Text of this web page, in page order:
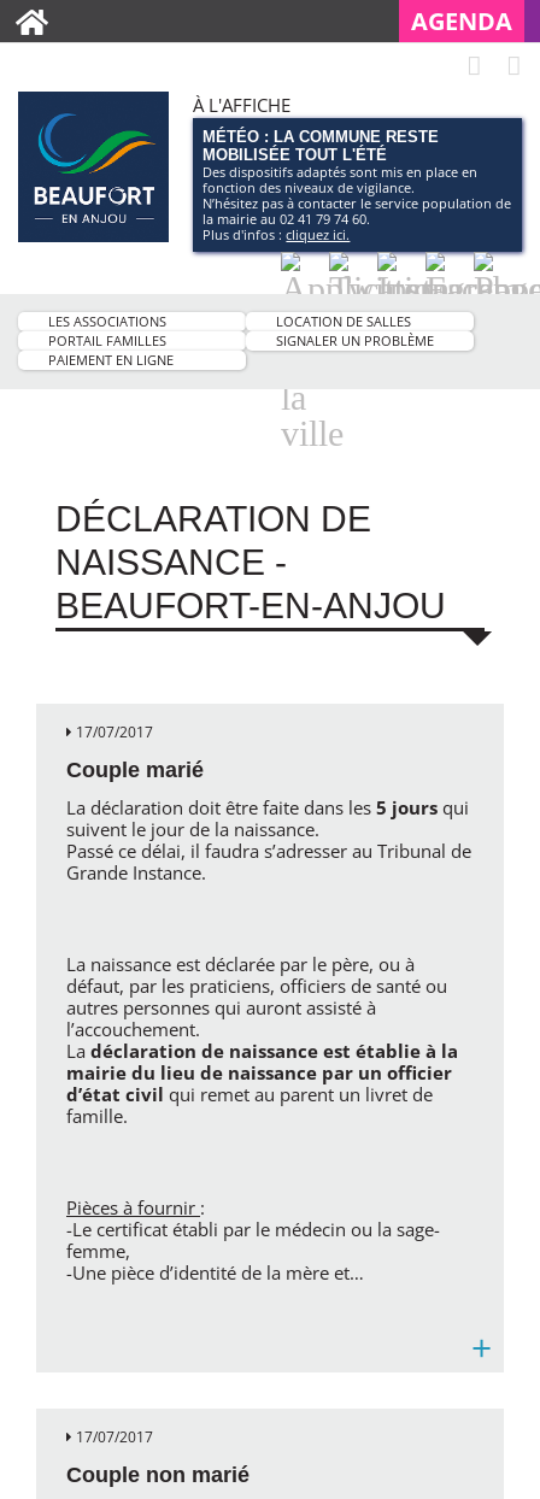
AGENDA
À L'AFFICHE
MÉTÉO : LA COMMUNE RESTE
MOBILISÉE TOUT L'ÉTÉ
Des dispositifs adaptés sont mis en place en
fonction des niveaux de vigilance.
N’hésitez pas à contacter le service population de
la mairie au 02 41 79 74 60.
Plus d'infos :cliquez ici.
Application
smartphone
de
ville
Twitter
Instagram
LES ASSOCIATIONS
LOCATION DE SALLES
PORTAIL FAMILLES
SIGNALER UN PROBLÈME
PAIEMENT EN LIGNE
DÉCLARATION DE
NAISSANCE -
BEAUFORT-EN-ANJOU
17/07/2017
Couple marié
La déclaration doit être faite dans les 5 jours qui
suivent le jour de la naissance.
Passé ce délai, il faudra s’adresser au Tribunal de
Grande Instance.
La naissance est déclarée par le père, ou à
défaut, par les praticiens, officiers de santé ou
autres personnes qui auront assisté à
l’accouchement.
La déclaration de naissance est établie à la
mairie du lieu de naissance par un officier
d’état civil qui remet au parent un livret de
famille.
Pièces à fournir :
-Le certificat établi par le médecin ou la sage-
femme,
-Une pièce d’identité de la mère et…
+
17/07/2017
Couple non marié